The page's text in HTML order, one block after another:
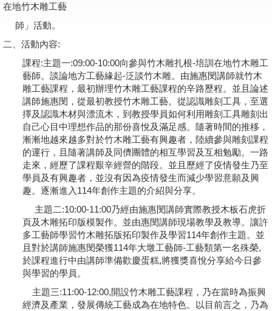
教師專區
評委專區
校務行政
在地竹木雕工藝
師」活動。
二、活動內容:
課程:主題一:09:00-10:00向參與竹木雕扎根-培訓在地竹木雕工
藝師。談論地方工藝緣起-泛談竹木雕。由施惠閔講師就竹木
雕工藝課程，最初辦理竹木雕工藝課程的辛路歷程。並且論述
講師施惠閔，從最初教授竹木雕工藝。從認識雕刻工具，至選
擇及認識木材與漂流木，到教授學員如何利用雕刻工具雕刻出
自己心目中理想作品的那份喜悅及滿足感。隨著時間的推移，
漸漸地越來越多對於竹木雕工藝有興趣者，陸續參與雕刻課程
的運行，且隨著講師及同儕團體的相互學習及互相勉勵。一路
走來，經歷了課程艱辛經營的階段。並且歷經了疫情發生乃至
學員及有興趣者，並沒有因為疫情發生而減少學習意願及興
趣。逐漸進入114年創作主題的介紹與分享。
主題二:10:00-11:00乃經由施惠閔講師實際教授木板石虎折
頁及木雕拓印版模製作。並由惠閔講師現場教學及教導。讓許
多工藝師學習竹木雕拓版拓印製作及學習114年創作主題。並
且對於講師施惠閔榮獲114年大墩工藝師-工藝類第一名殊榮,
於課程進行中由講師準備歡慶蛋糕,將獲獎喜悅分享給今日參
與學習的學員。
主題三:11:00-12:00,開設竹木雕工藝課程，乃在當時為振興
經濟及產業，發展傳統工藝成為在地特色。以目前言之，乃為